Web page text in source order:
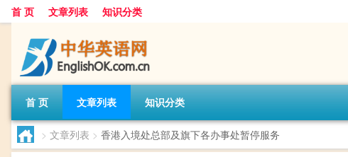
首 页 文章列表 知识分类
首 页 文章列表 知识分类
> 文章列表 > 香港入境处总部及旗下各办事处暂停服务